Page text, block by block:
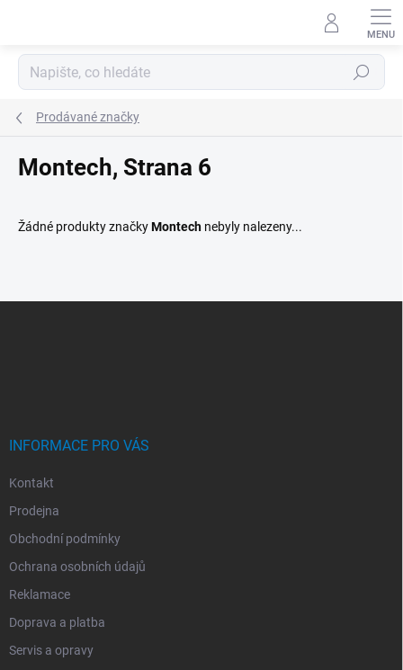
Hledat
Prodávané značky
Montech, Strana 6
Žádné produkty značkyMontech nebyly nalezeny...
INFORMACE PRO VÁS
Kontakt
Prodejna
Obchodní podmínky
Ochrana osobních údajů
Reklamace
Doprava a platba
Servis a opravy